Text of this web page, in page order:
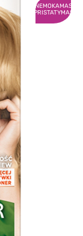
NEMOKAMAS
PRISTATYMAS